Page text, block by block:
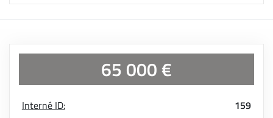
65 000 €
Interné ID:
159